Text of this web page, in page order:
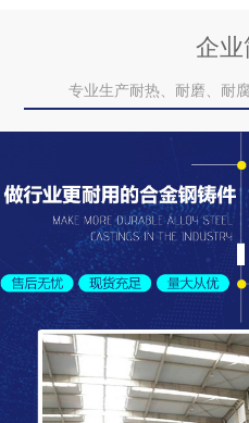
企业
专业生产耐热、耐磨、耐